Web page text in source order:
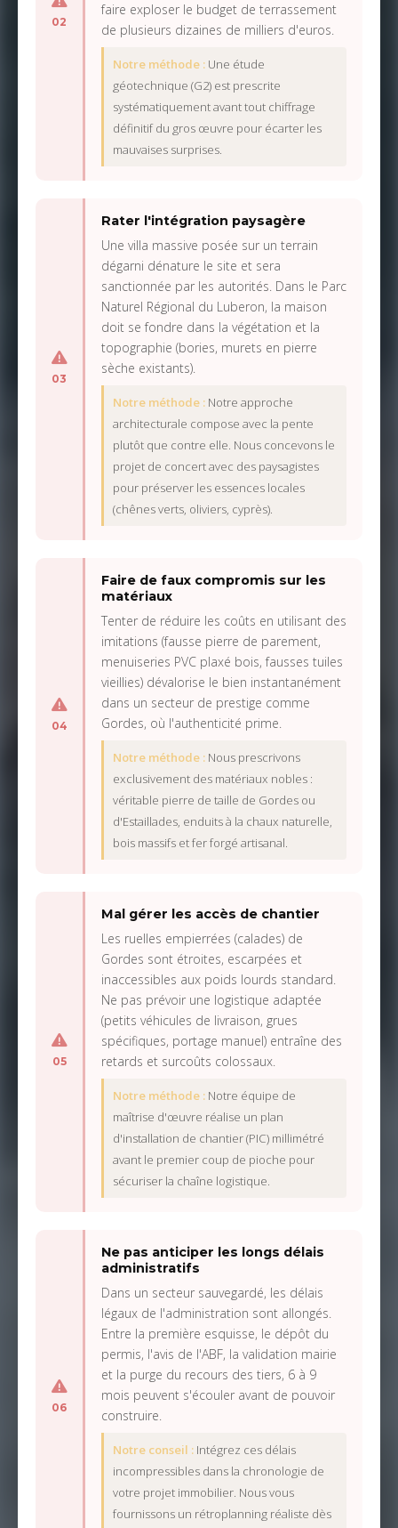
02
faire exploser le budget de terrassement
de plusieurs dizaines de milliers d'euros.
Notre méthode : Une étude
géotechnique (G2) est prescrite
systématiquement avant tout chiffrage
définitif du gros œuvre pour écarter les
mauvaises surprises.
03
Rater l'intégration paysagère
Une villa massive posée sur un terrain
dégarni dénature le site et sera
sanctionnée par les autorités. Dans le Parc
Naturel Régional du Luberon, la maison
doit se fondre dans la végétation et la
topographie (bories, murets en pierre
sèche existants).
Notre méthode : Notre approche
architecturale compose avec la pente
plutôt que contre elle. Nous concevons le
projet de concert avec des paysagistes
pour préserver les essences locales
(chênes verts, oliviers, cyprès).
04
Faire de faux compromis sur les
matériaux
Tenter de réduire les coûts en utilisant des
imitations (fausse pierre de parement,
menuiseries PVC plaxé bois, fausses tuiles
vieillies) dévalorise le bien instantanément
dans un secteur de prestige comme
Gordes, où l'authenticité prime.
Notre méthode : Nous prescrivons
exclusivement des matériaux nobles :
véritable pierre de taille de Gordes ou
d'Estaillades, enduits à la chaux naturelle,
bois massifs et fer forgé artisanal.
05
Mal gérer les accès de chantier
Les ruelles empierrées (calades) de
Gordes sont étroites, escarpées et
inaccessibles aux poids lourds standard.
Ne pas prévoir une logistique adaptée
(petits véhicules de livraison, grues
spécifiques, portage manuel) entraîne des
retards et surcoûts colossaux.
Notre méthode : Notre équipe de
maîtrise d'œuvre réalise un plan
d'installation de chantier (PIC) millimétré
avant le premier coup de pioche pour
sécuriser la chaîne logistique.
06
Ne pas anticiper les longs délais
administratifs
Dans un secteur sauvegardé, les délais
légaux de l'administration sont allongés.
Entre la première esquisse, le dépôt du
permis, l'avis de l'ABF, la validation mairie
et la purge du recours des tiers, 6 à 9
mois peuvent s'écouler avant de pouvoir
construire.
Notre conseil : Intégrez ces délais
incompressibles dans la chronologie de
votre projet immobilier. Nous vous
fournissons un rétroplanning réaliste dès